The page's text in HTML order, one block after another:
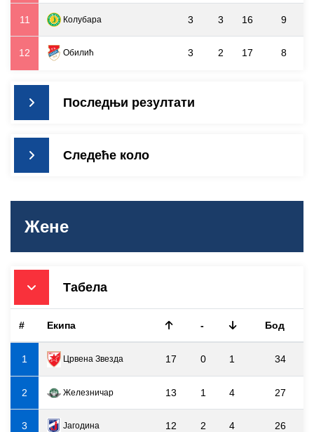
11 Колубара 3 3 16 9
12 Обилић 3 2 17 8
Последњи резултати
Следеће коло
Жене
Табела
# Екипа - Бод
1 Црвена Звезда 17 0 1 34
2 Железничар 13 1 4 27
3 Јагодина 12 2 4 26